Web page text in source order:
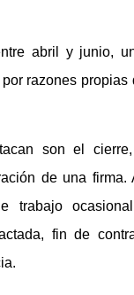
abril y junio,
razones propias
son el
de una firma.
trabajo
fin de